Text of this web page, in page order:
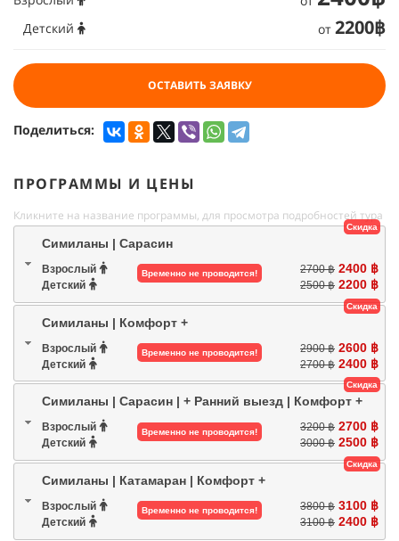
Детский
от 2200฿
ОСТАВИТЬ ЗАЯВКУ
Поделиться:
ПРОГРАММЫ И ЦЕНЫ
Кликните на название программы, для просмотра подробностей тура
Скидка
Временно не проводится!
Симиланы | Сарасин
Взрослый 2700 ฿ 2400 ฿
Детский 2500 ฿ 2200 ฿
Скидка
Временно не проводится!
Симиланы | Комфорт +
Взрослый 2900 ฿ 2600 ฿
Детский 2700 ฿ 2400 ฿
Скидка
Временно не проводится!
Симиланы | Сарасин | + Ранний выезд | Комфорт +
Взрослый 3200 ฿ 2700 ฿
Детский 3000 ฿ 2500 ฿
Скидка
Временно не проводится!
Симиланы | Катамаран | Комфорт +
Взрослый 3800 ฿ 3100 ฿
Детский 3100 ฿ 2400 ฿